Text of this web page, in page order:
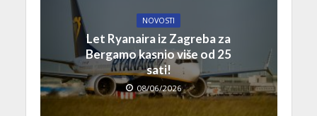
NOVOSTI
Let Ryanaira iz Zagreba za
Bergamo kasnio više od 25
sati!
08/06/2026